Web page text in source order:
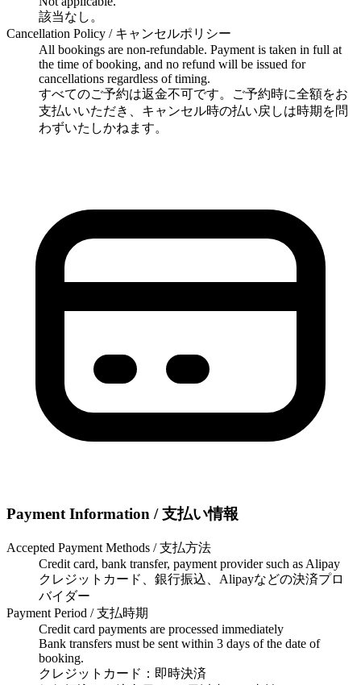
該当なし。
Cancellation Policy / キャンセルポリシー
All bookings are non-refundable. Payment is taken in full at
the time of booking, and no refund will be issued for
cancellations regardless of timing.
すべてのご予約は返金不可です。ご予約時に全額をお
支払いいただき、キャンセル時の払い戻しは時期を問
わずいたしかねます。
Payment Information / 支払い情報
Accepted Payment Methods / 支払方法
Credit card, bank transfer, payment provider such as Alipay
クレジットカード、銀行振込、Alipayなどの決済プロ
バイダー
Payment Period / 支払時期
Credit card payments are processed immediately
Bank transfers must be sent within 3 days of the date of
booking.
クレジットカード：即時決済